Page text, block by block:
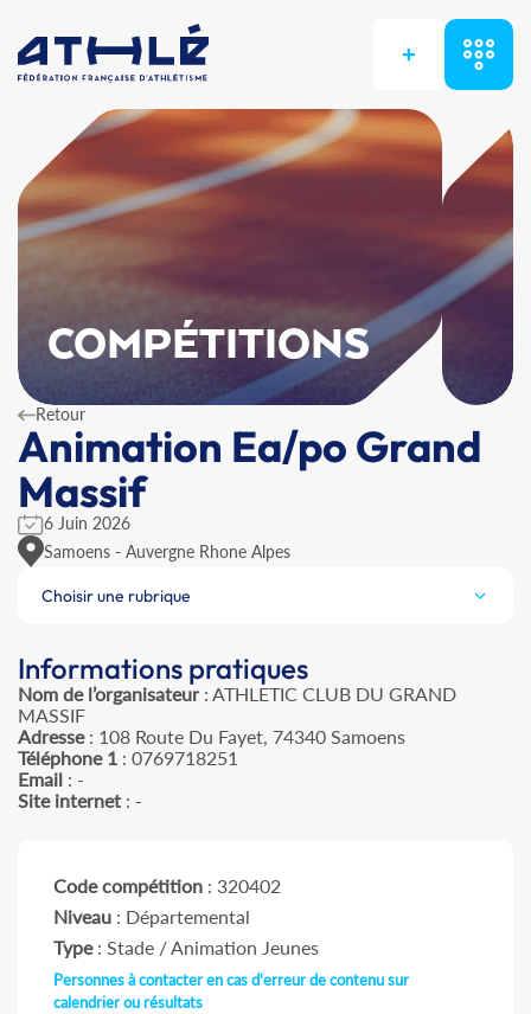
+
COMPÉTITIONS
Retour
Animation Ea/po Grand
Massif
6 Juin 2026
Samoens - Auvergne Rhone Alpes
Choisir une rubrique
Informations pratiques
Nom de l’organisateur: ATHLETIC CLUB DU GRAND
MASSIF
Adresse: 108 Route Du Fayet, 74340 Samoens
Téléphone 1 : 0769718251
Email : -
Site internet : -
Code compétition : 320402
Niveau : Départemental
Type: Stade / Animation Jeunes
Personnes à contacter en cas d'erreur de contenu sur
calendrier ou résultats